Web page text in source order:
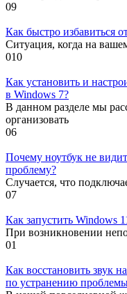
09
Как быстро избавиться
Ситуация, когда на
010
Как установить и
в Windows 7?
В данном разделе мы
организовать
06
Почему ноутбук не
проблему?
Случается, что
07
Как запустить Windows
При возникновении
01
Как восстановить звук
по устранению